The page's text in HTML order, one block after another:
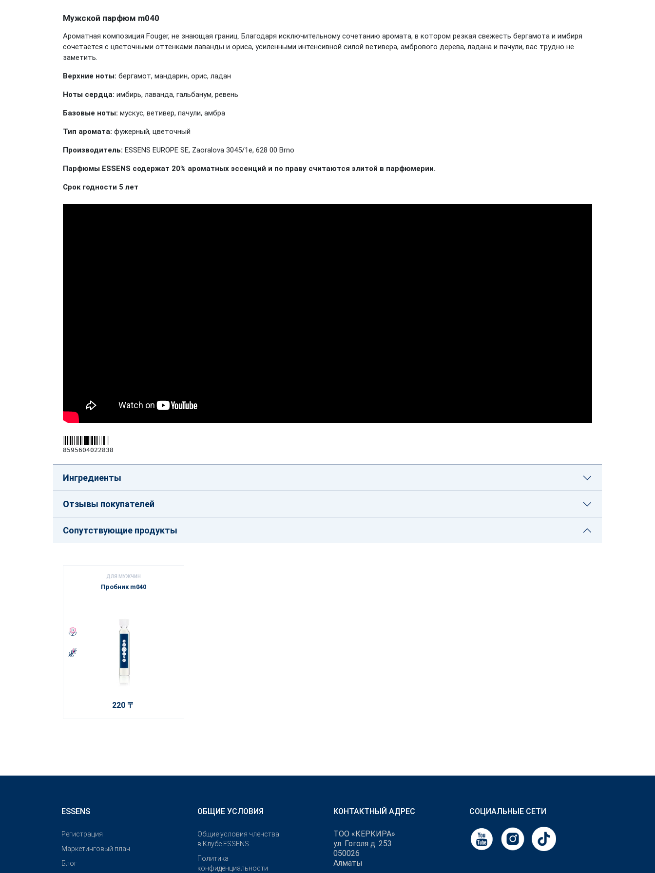
Мужской парфюм m040
Ароматная композиция Fouger, не знающая границ. Благодаря исключительному сочетанию аромата, в котором резкая свежесть бергамота и имбиря
сочетается с цветочными оттенками лаванды и ориса, усиленными интенсивной силой ветивера, амбрового дерева, ладана и пачули, вас трудно не
заметить.
Верхние ноты: бергамот, мандарин, орис, ладан
Ноты сердца: имбирь, лаванда, гальбанум, ревень
Базовые ноты: мускус, ветивер, пачули, амбра
Тип аромата: фужерный, цветочный
Производитель: ESSENS EUROPE SE, Zaoralova 3045/1e, 628 00 Brno
Парфюмы ESSENS содержат 20% ароматных эссенций и по праву считаются элитой в парфюмерии.
Срок годности 5 лет
8595604022838
Ингредиенты
Отзывы покупателей
Сопутствующие продукты
ДЛЯ МУЖЧИН
Пробник m040
220 〒
ESSENS
Pегистрация
Маркетинговый план
Блог
ОБЩИЕ УСЛОВИЯ
Общие условия членства
в Клубе ESSENS
Политика
конфиденциальности
КОНТАКТНЫЙ АДРЕС
ТОО «КЕРКИРА»
ул. Гоголя д. 253
050026
Алматы
СОЦИАЛЬНЫЕ СЕТИ